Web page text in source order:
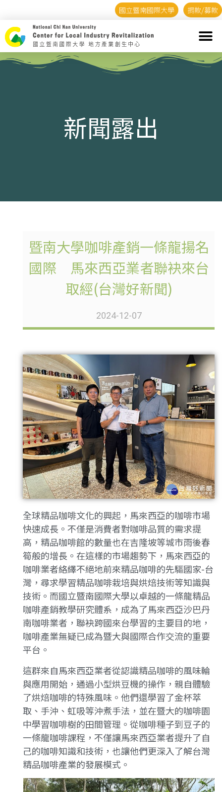
國立暨南國際大學 捐款/募款
新聞露出
暨南大學咖啡產銷一條龍揚名
國際 馬來西亞業者聯袂來台
取經(台灣好新聞)
2024-12-07
全球精品咖啡文化的興起，馬來西亞的咖啡市場
快速成長。不僅是消費者對咖啡品質的需求提
高，精品咖啡館的數量也在吉隆坡等城市雨後春
筍般的增長。在這樣的市場趨勢下，馬來西亞的
咖啡業者絡繹不絕地前來精品咖啡的先驅國家-台
灣，尋求學習精品咖啡栽培與烘焙技術等知識與
技術。而國立暨南國際大學以卓越的一條龍精品
咖啡產銷教學研究體系，成為了馬來西亞沙巴丹
南咖啡業者，聯袂跨國來台學習的主要目的地，
咖啡產業無疑已成為暨大與國際合作交流的重要
平台。
這群來自馬來西亞業者從認識精品咖啡的風味輪
與應用開始，通過小型烘豆機的操作，親自體驗
了烘焙咖啡的特殊風味。他們還學習了金杯萃
取、手沖、虹吸等沖煮手法，並在暨大的咖啡園
中學習咖啡樹的田間管理。從咖啡種子到豆子的
一條龍咖啡課程，不僅讓馬來西亞業者提升了自
己的咖啡知識和技術，也讓他們更深入了解台灣
精品咖啡產業的發展模式。